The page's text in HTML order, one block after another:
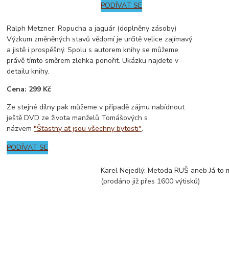
PODÍVAT SE
Ralph Metzner: Ropucha a jaguár (doplněny zásoby)
Výzkum změněných stavů vědomí je určitě velice zajímavý
a jistě i prospěšný. Spolu s autorem knihy se můžeme
právě tímto směrem zlehka ponořit. Ukázku najdete v
detailu knihy.
Cena: 299 Kč
Ze stejné dílny pak můžeme v případě zájmu nabídnout
ještě DVD ze života manželů Tomášových s
názvem"Šťastny ať jsou všechny bytosti".
PODÍVAT SE
Karel Nejedlý: Metoda RUŠ aneb Já to
(prodáno již přes 1600 výtisků)